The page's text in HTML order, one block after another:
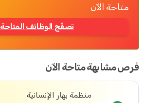
متاحة الآن
تصفّح الوظائف المتاحة
فرص مشابهة متاحة الآن
منظمة بهار الإنسانية